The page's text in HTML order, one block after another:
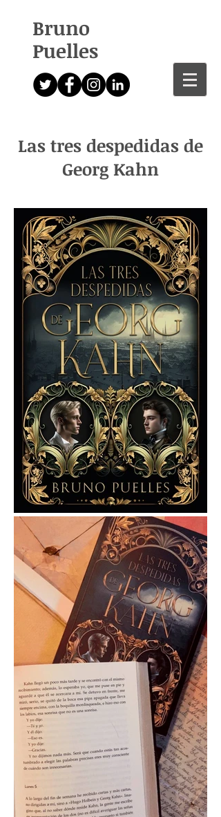
Bruno
Puelles
Las tres despedidas de
Georg Kahn